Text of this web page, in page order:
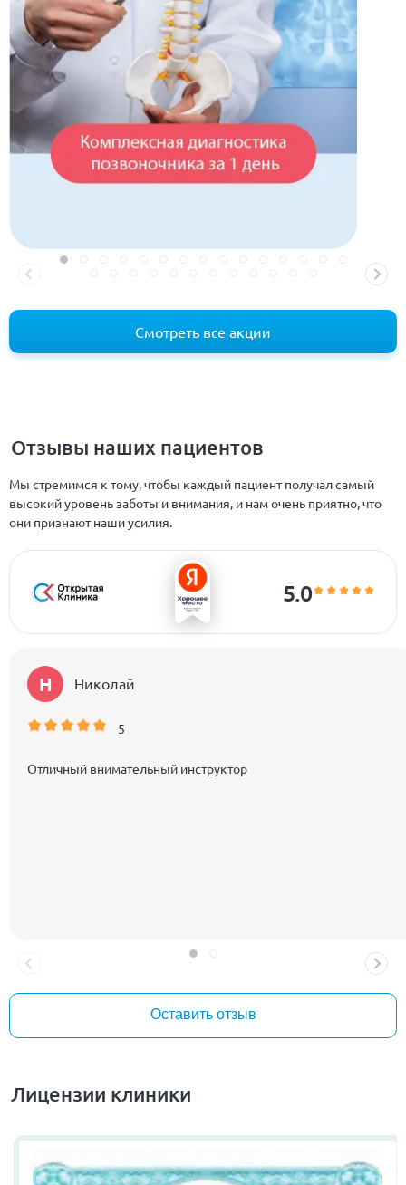
Смотреть все акции
Отзывы наших пациентов
Мы стремимся к тому, чтобы каждый пациент получал самый
высокий уровень заботы и внимания, и нам очень приятно, что
они признают наши усилия.
5.0
Н Николай
5
Отличный внимательный инструктор
Оставить отзыв
Лицензии клиники